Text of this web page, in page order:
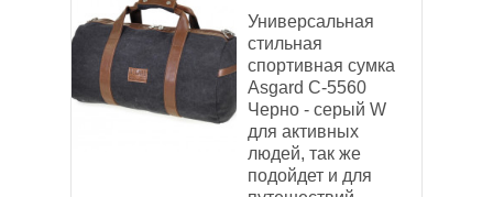
Универсальная
стильная
спортивная сумка
Asgard С-5560
Черно - серый W
для активных
людей, так же
подойдет и для